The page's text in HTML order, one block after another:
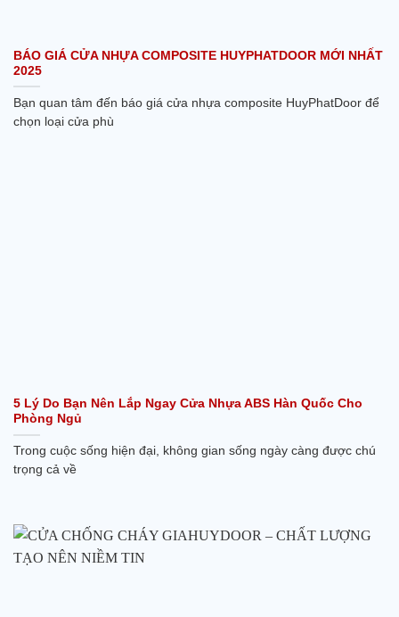
BÁO GIÁ CỬA NHỰA COMPOSITE HUYPHATDOOR MỚI NHẤT
2025
Bạn quan tâm đến báo giá cửa nhựa composite HuyPhatDoor để
chọn loại cửa phù
5 Lý Do Bạn Nên Lắp Ngay Cửa Nhựa ABS Hàn Quốc Cho
Phòng Ngủ
Trong cuộc sống hiện đại, không gian sống ngày càng được chú
trọng cả về